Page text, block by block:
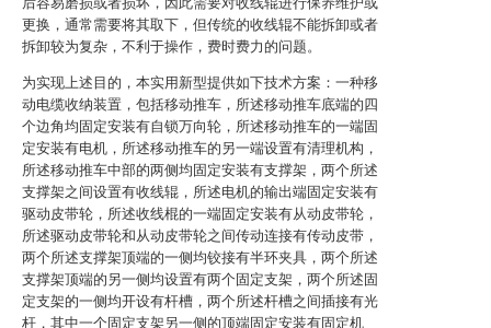
更换，通常需要将其取下，但传统的收线辊不能拆卸或者
拆卸较为复杂，不利于操作，费时费力的问题。
为实现上述目的，本实用新型提供如下技术方案：一种移
动电缆收纳装置，包括移动推车，所述移动推车底端的四
个边角均固定安装有自锁万向轮，所述移动推车的一端固
定安装有电机，所述移动推车的另一端设置有清理机构，
所述移动推车中部的两侧均固定安装有支撑架，两个所述
支撑架之间设置有收线辊，所述电机的输出端固定安装有
驱动皮带轮，所述收线棍的一端固定安装有从动皮带轮，
所述驱动皮带轮和从动皮带轮之间传动连接有传动皮带，
两个所述支撑架顶端的一侧均铰接有半环夹具，两个所述
支撑架顶端的另一侧均设置有两个固定支架，两个所述固
定支架的一侧均开设有杆槽，两个所述杆槽之间插接有光
杆，其中一个固定支架另一侧的顶端固定安装有固定机